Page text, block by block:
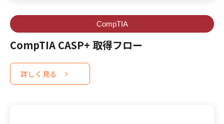
CompTIA
CompTIA CASP+ 取得フロー
詳しく見る